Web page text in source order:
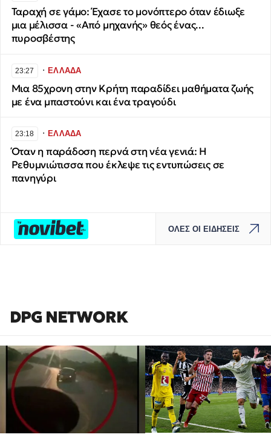
Ταραχή σε γάμο: Έχασε το μονόπτερο όταν έδιωξε
μια μέλισσα - «Από μηχανής» θεός ένας...
πυροσβέστης
23:27 ∙ΕΛΛΑΔΑ
Μια 85χρονη στην Κρήτη παραδίδει μαθήματα ζωής
με ένα μπαστούνι και ένα τραγούδι
23:18 ∙ΕΛΛΑΔΑ
Όταν η παράδοση περνά στη νέα γενιά: Η
Ρεθυμνιώτισσα που έκλεψε τις εντυπώσεις σε
πανηγύρι
ΟΛΕΣ ΟΙ ΕΙΔΗΣΕΙΣ
DPG NETWORK